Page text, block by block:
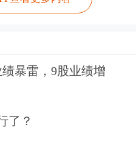
暴雷，9股业绩增
了？